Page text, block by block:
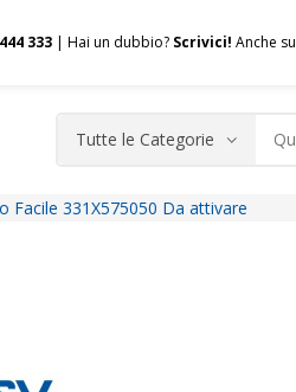
333 | Hai un dubbio? Scrivici! Anche su
Pagamenti F.A.Q. Contatti
Facile 331X575050 Da attivare